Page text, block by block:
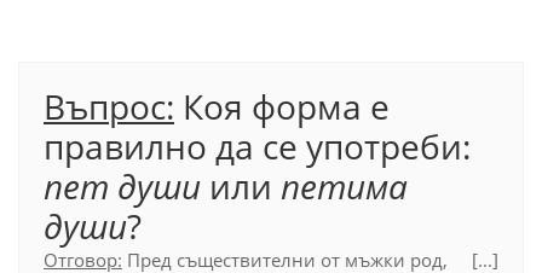
Въпрос: Коя форма е
правилно да се употреби:
пет души или петима
души?
Отговор: Пред съществителни от мъжки род,
[...]